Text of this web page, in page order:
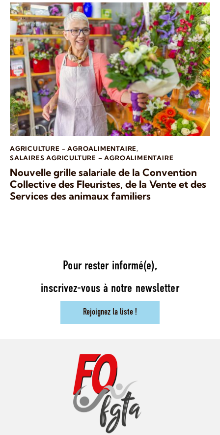
AGRICULTURE - AGROALIMENTAIRE,
SALAIRES AGRICULTURE – AGROALIMENTAIRE
Nouvelle grille salariale de la Convention
Collective des Fleuristes, de la Vente et des
Services des animaux familiers
Pour rester informé(e),
inscrivez-vous à notre newsletter
Rejoignez la liste !